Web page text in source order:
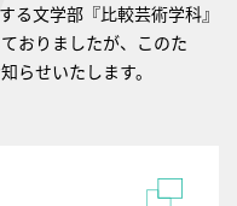
る文学部『比較芸術学科』
おりましたが、このた
らせいたします。